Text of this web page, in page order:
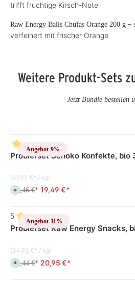
trifft fruchtige Kirsch-Note
Raw Energy Balls Chufas Orange 200 g –
verfeinert mit frischer Orange
Weitere Produkt-Sets
Jetzt Bundle bestellen
Angebot-9%
Probierset Schoko Konfekte, bio
(49,97 €* / kg)
S
o
r
v
e
ü
g
b
a
21,46 €* 19,49 €*
Angebot-11%
Probierset Raw Energy Snacks,
5
(34,92 €* / kg)
S
o
23,44 €* 20,95 €*